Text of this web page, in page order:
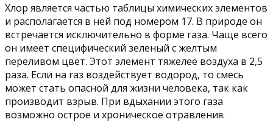
Хлор является частью таблицы химических элементов
и располагается в ней под номером 17. В природе он
встречается исключительно в форме газа. Чаще всего
он имеет специфический зеленый с желтым
переливом цвет. Этот элемент тяжелее воздуха в 2,5
раза. Если на газ воздействует водород, то смесь
может стать опасной для жизни человека, так как
производит взрыв. При вдыхании этого газа
возможно острое и хроническое отравления.